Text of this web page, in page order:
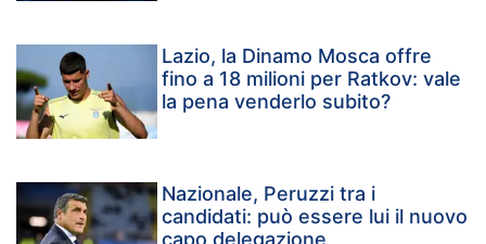
Lazio, la Dinamo Mosca offre
fino a 18 milioni per Ratkov: vale
la pena venderlo subito?
Nazionale, Peruzzi tra i
candidati: può essere lui il nuovo
capo delegazione